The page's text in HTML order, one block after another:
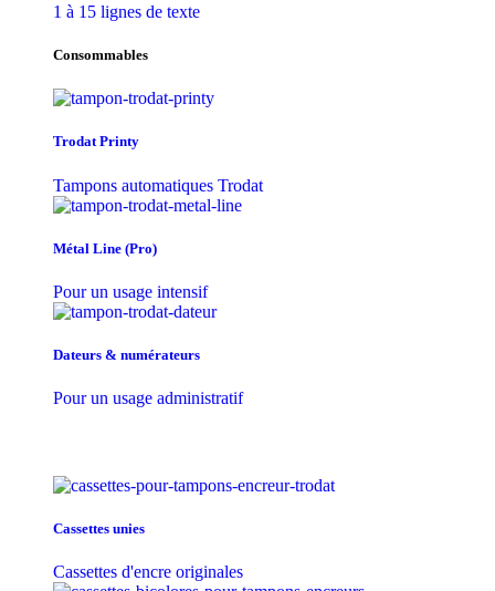
1 à 15 lignes de texte
Consommables
Trodat Printy
Tampons automatiques Trodat
Métal Line (Pro)
Pour un usage intensif
Dateurs & numérateurs
Pour un usage administratif
Cassettes unies
Cassettes d'encre originales